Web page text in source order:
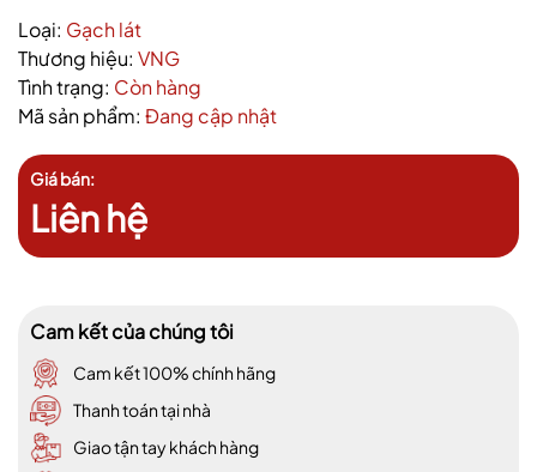
Loại: Gạch lát
Thương hiệu: VNG
Tình trạng: Còn hàng
Mã sản phẩm: Đang cập nhật
Giá bán:
Liên hệ
Cam kết của chúng tôi
Cam kết 100% chính hãng
Thanh toán tại nhà
Giao tận tay khách hàng